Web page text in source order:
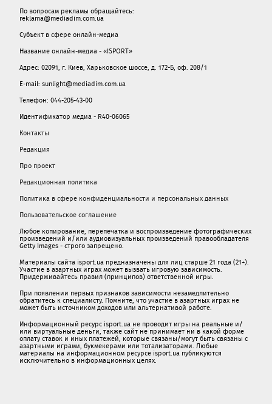
По вопросам рекламы обращайтесь:
reklama@mediadim.com.ua
Субъект в сфере онлайн-медиа
Название онлайн-медиа - «ISPORT»
Адрес: 02091, г. Киев, Харьковское шоссе, д. 172-Б, оф. 208/1
E-mail: sunlight@mediadim.com.ua
Телефон: 044-205-43-00
Идентификатор медиа - R40-06065
Контакты
Редакция
Про проект
Редакционная политика
Политика в сфере конфиденциальности и персональных данных
Пользовательское соглашение
Любое копирование, перепечатка и воспроизведение фотографических
произведений и/или аудиовизуальных произведений правообладателя
Getty Images - строго запрещено.
Материалы сайта isport.ua предназначены для лиц старше 21 года (21+).
Участие в азартных играх может вызвать игровую зависимость.
Придерживайтесь правил (принципов) ответственной игры.
При появлении первых признаков зависимости незамедлительно
обратитесь к специалисту. Помните, что участие в азартных играх не
может быть источником доходов или альтернативой работе.
Информационный ресурс isport.ua не проводит игры на реальные и/
или виртуальные деньги, также сайт не принимает ни в какой форме
oплaту ставок и иных платежей, которые связаны/могут быть связаны c
азартными игрaми, букмекерами или тотализаторами. Любые
материалы на информационном ресурсе isport.ua публикуютcя
исключительно в информационных целях.